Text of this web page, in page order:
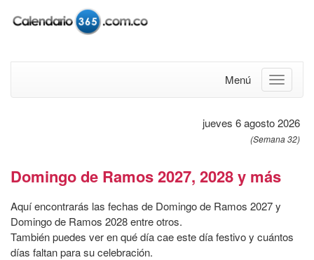
Menú
jueves 6 agosto 2026
(Semana 32)
Domingo de Ramos 2027, 2028 y más
Aquí encontrarás las fechas de Domingo de Ramos 2027 y
Domingo de Ramos 2028 entre otros.
También puedes ver en qué día cae este día festivo y cuántos
días faltan para su celebración.